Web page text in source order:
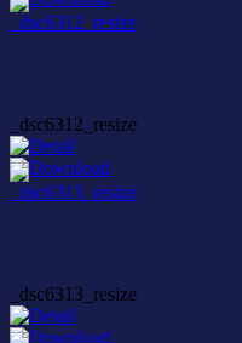
_dsc6312_resize
_dsc6313_resize